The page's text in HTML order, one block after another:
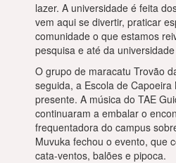
lazer. A universidade é feita
vem aqui se divertir, praticar
comunidade o que estamos
pesquisa e até da
O grupo de maracatu Trovão
seguida, a Escola de
presente. A música do TAE
continuaram a embalar o
frequentadora do campus
Muvuka fechou o evento, que
cata-ventos, balões e pipoca.